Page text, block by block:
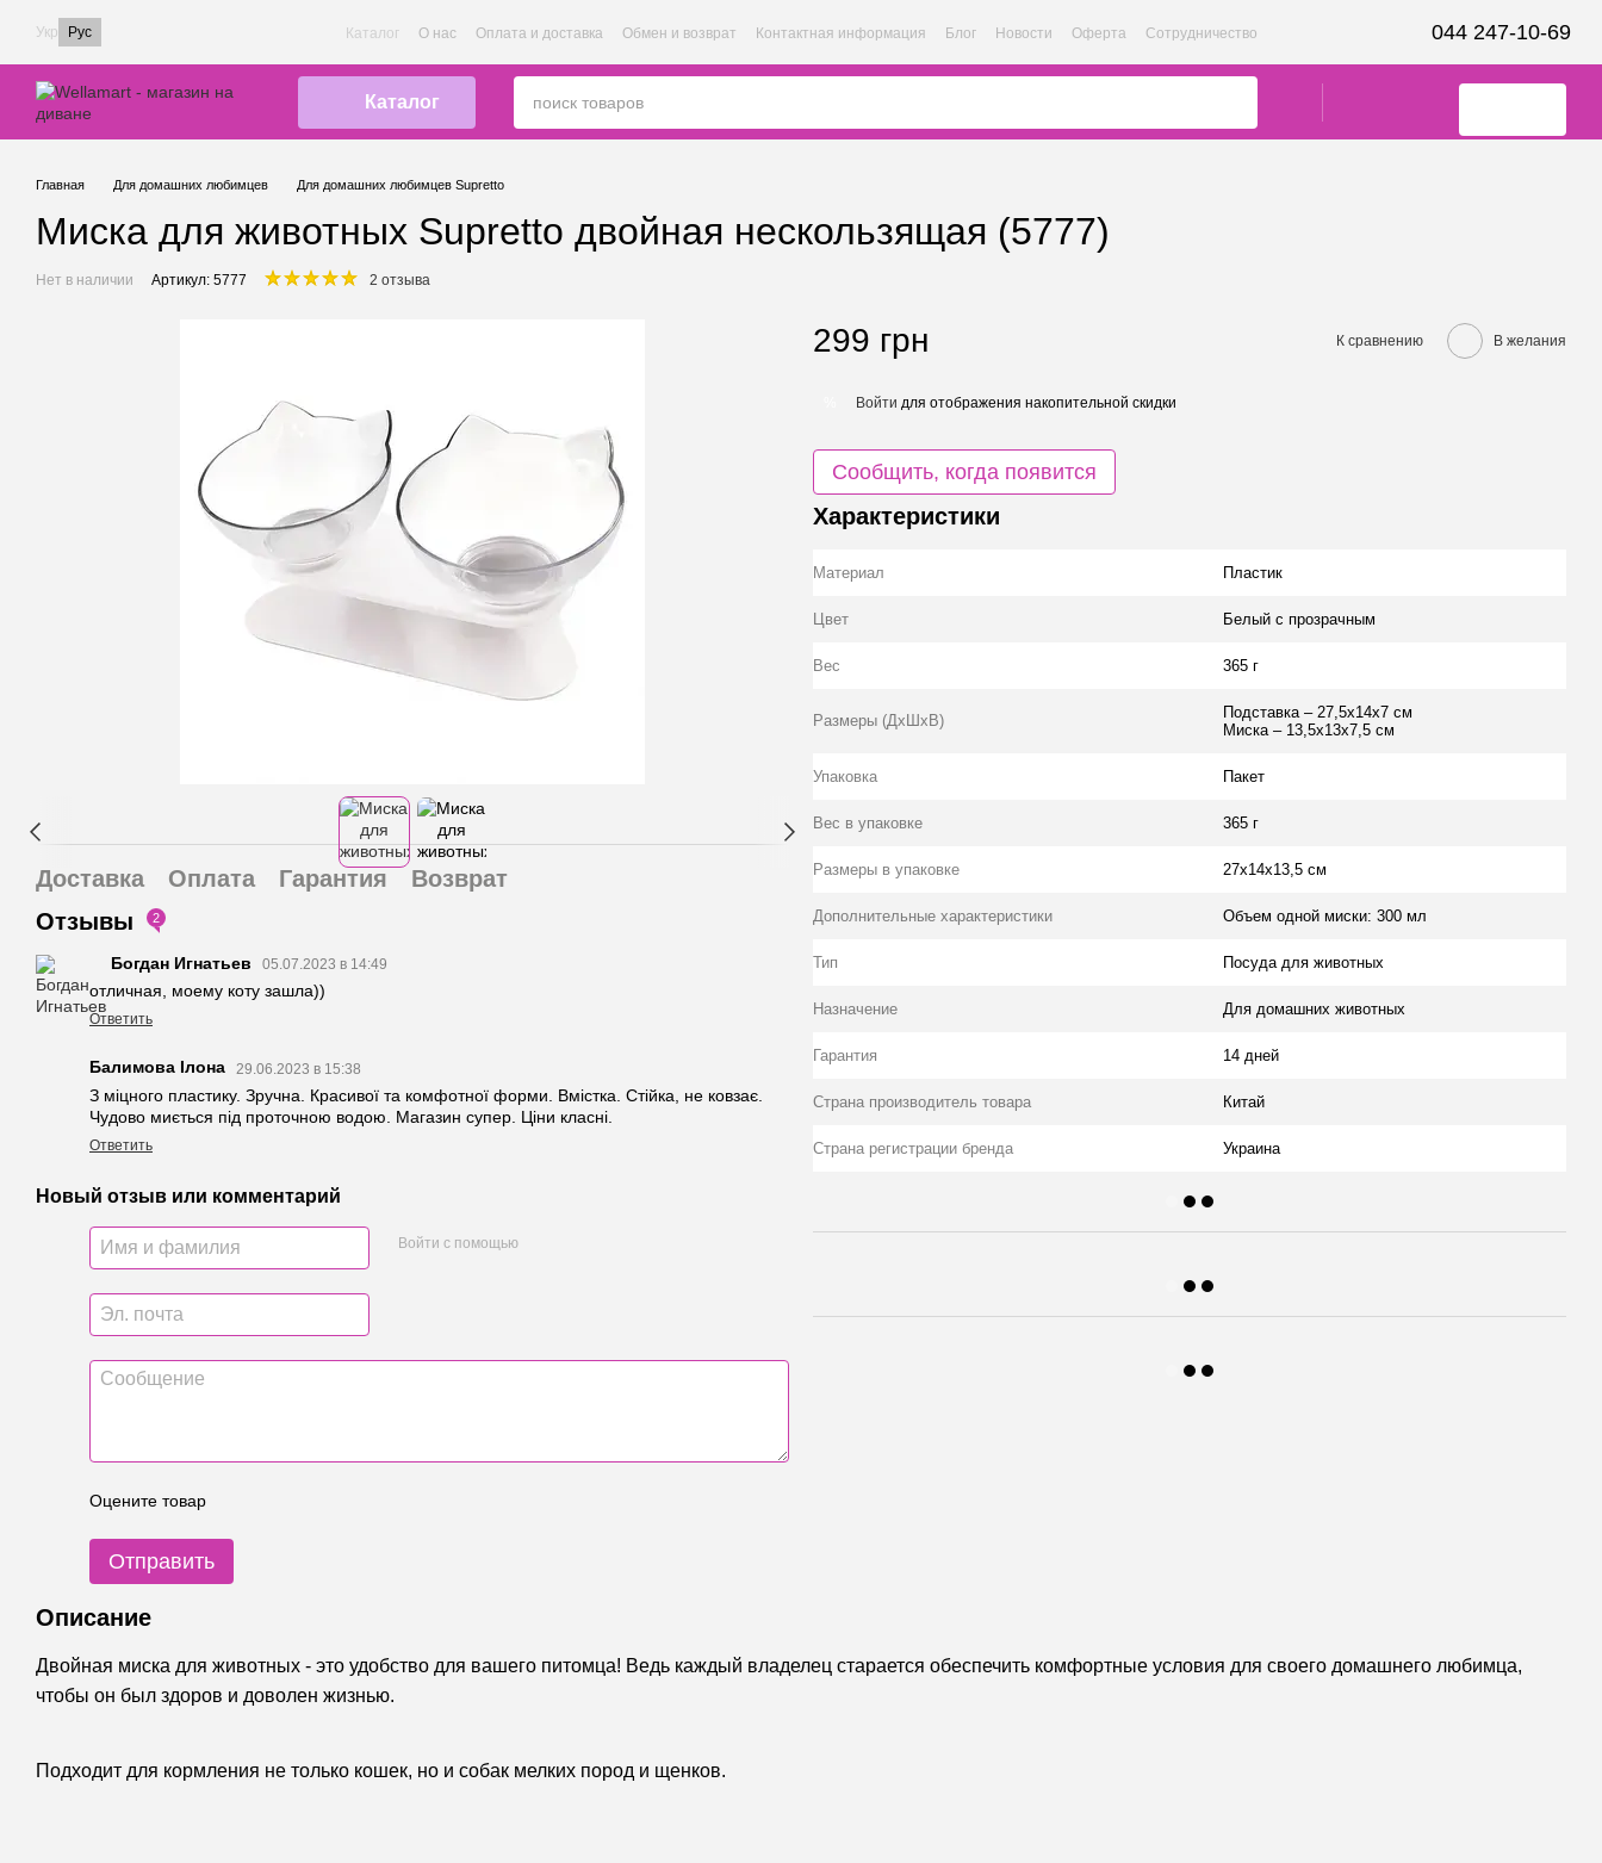
Перейти к основному контенту
Укр Рус Каталог О нас Оплата и доставка Обмен и возврат Контактная информация Блог Новости Оферта Сотрудничество 044 247-10-69
Каталог
Главная Для домашних любимцев Для домашних любимцев Supretto
Миска для животных Supretto двойная нескользящая (5777)
Нет в наличии Артикул: 5777 2 отзыва
Доставка Оплата Гарантия
Возврат
Отзывы
2
Богдан Игнатьев 05.07.2023 в 14:49
отличная, моему коту зашла))
Ответить
Балимова Ілона 29.06.2023 в 15:38
З міцного пластику. Зручна. Красивої та комфотної форми. Вмістка. Стійка, не ковзає.
Чудово миється під проточною водою. Магазин супер. Ціни класні.
Ответить
Новый отзыв или комментарий
Войти с помощью
Оцените товар
Отправить
299 грн К сравнению В желания
Войти для отображения накопительной скидки
Сообщить, когда появится
Характеристики
Материал Пластик
Цвет Белый с прозрачным
Вес 365 г
Размеры (ДхШхВ)
Подставка – 27,5х14х7 см
Миска – 13,5х13х7,5 см
Упаковка Пакет
Вес в упаковке 365 г
Размеры в упаковке 27х14х13,5 см
Дополнительные характеристики Объем одной миски: 300 мл
Тип Посуда для животных
Назначение Для домашних животных
Гарантия 14 дней
Страна производитель товара Китай
Страна регистрации бренда Украина
Описание
Двойная миска для животных - это удобство для вашего питомца! Ведь каждый владелец старается обеспечить комфортные условия для своего домашнего любимца,
чтобы он был здоров и доволен жизнью.
Подходит для кормления не только кошек, но и собак мелких пород и щенков.